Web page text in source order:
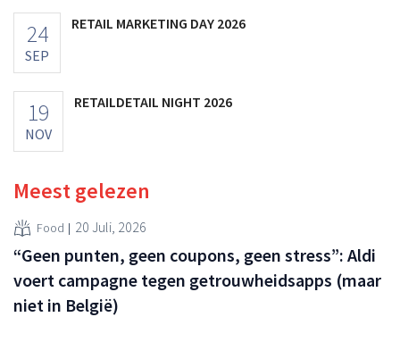
24
SEP
RETAIL MARKETING DAY 2026
19
NOV
RETAILDETAIL NIGHT 2026
Meest gelezen
Food 20 Juli, 2026
“Geen punten, geen coupons, geen stress”: Aldi
voert campagne tegen getrouwheidsapps (maar
niet in België)